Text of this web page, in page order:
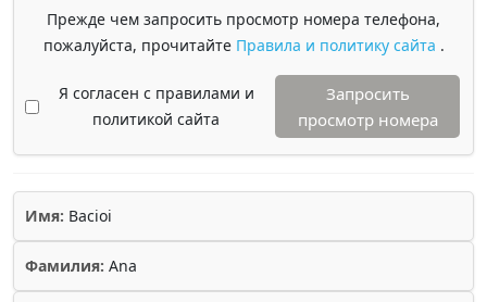
Прежде чем запросить просмотр номера телефона,
пожалуйста, прочитайте Правила и политику сайта .
Я согласен с правилами и
политикой сайта
Запросить
просмотр номера
Имя: Bacioi
Фамилия: Ana